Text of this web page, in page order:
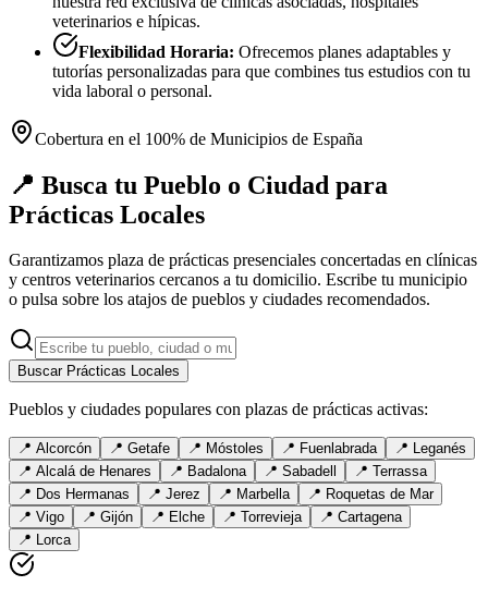
veterinarios e hípicas.
Flexibilidad Horaria: Ofrecemos planes adaptables y
tutorías personalizadas para que combines tus estudios con tu
vida laboral o personal.
Cobertura en el 100% de Municipios de España
📍 Busca tu Pueblo o Ciudad para
Prácticas Locales
Garantizamos plaza de prácticas presenciales concertadas en clínicas
y centros veterinarios cercanos a tu domicilio. Escribe tu municipio
o pulsa sobre los atajos de pueblos y ciudades recomendados.
Buscar Prácticas Locales
Pueblos y ciudades populares con plazas de prácticas activas:
📍 Alcorcón 📍 Getafe 📍 Móstoles 📍 Fuenlabrada 📍 Leganés
📍 Alcalá de Henares 📍 Badalona 📍 Sabadell 📍 Terrassa
📍 Dos Hermanas 📍 Jerez 📍 Marbella 📍 Roquetas de Mar
📍 Vigo 📍 Gijón 📍 Elche 📍 Torrevieja 📍 Cartagena
📍 Lorca